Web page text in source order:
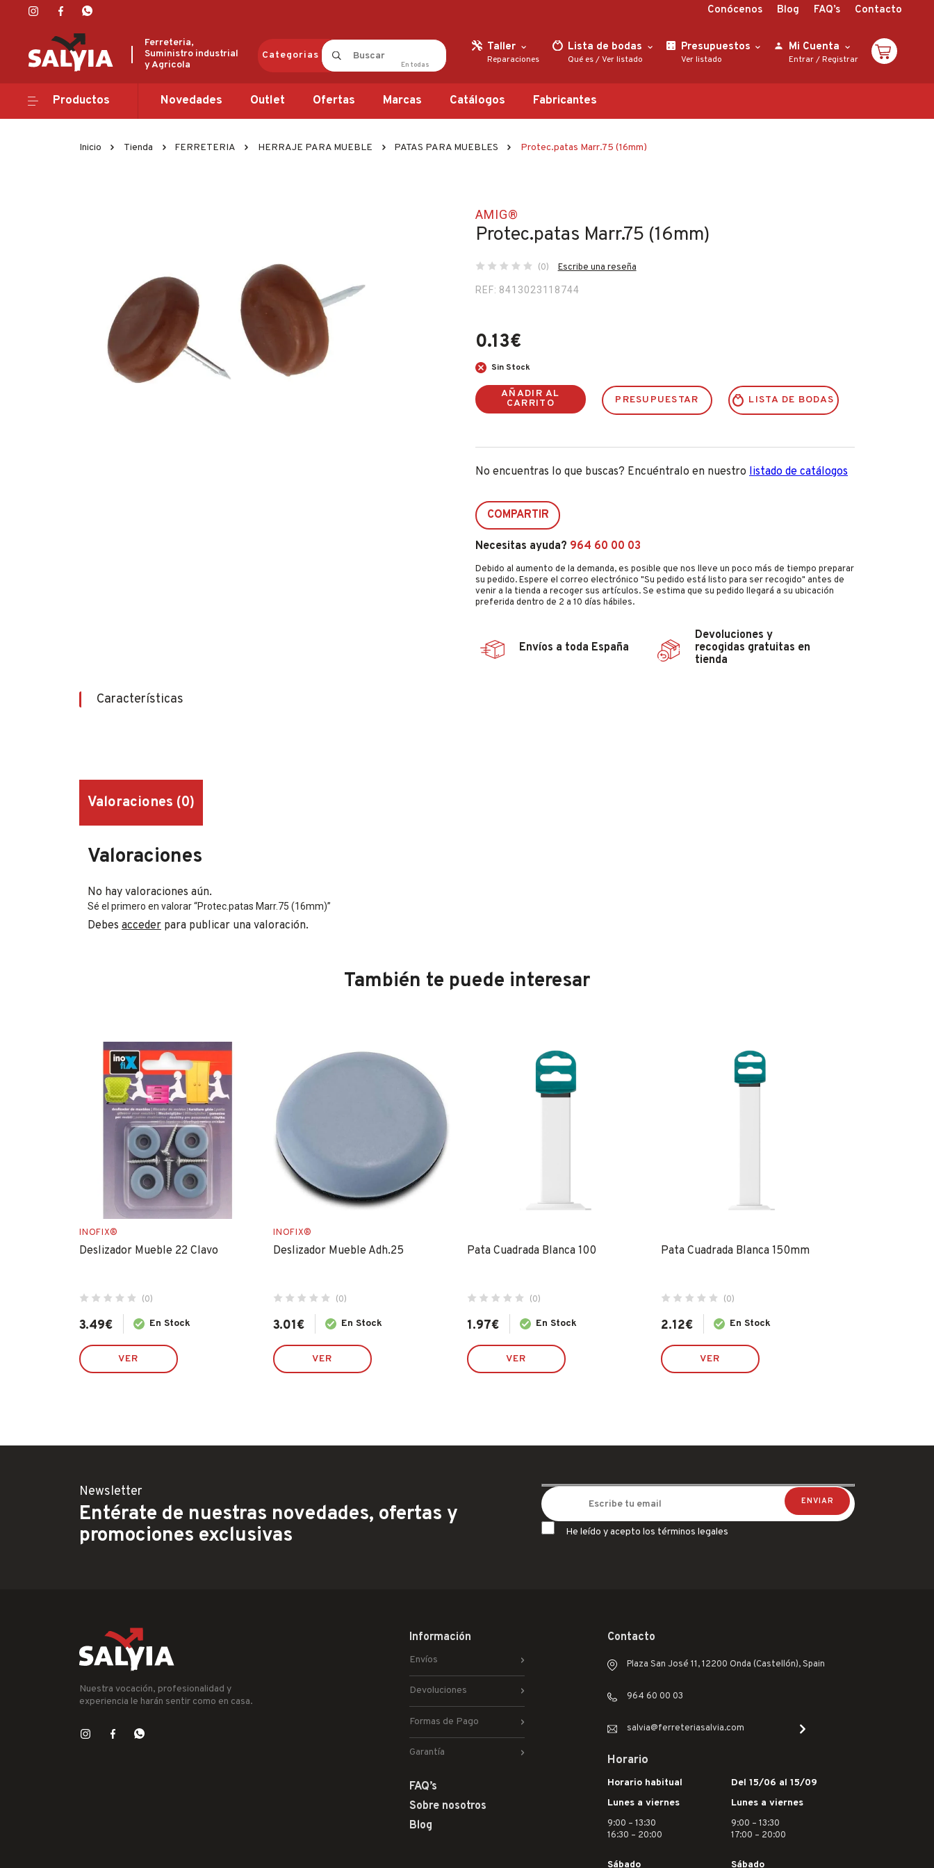
Conócenos Blog FAQ’s Contacto
Ferreteria,
Suministro industrial
y Agricola
Categorias
En todas
Taller
Reparaciones
Lista de bodas
Qué es/Ver listado
Presupuestos
Ver listado
Mi Cuenta
Entrar/Registrar
Productos
Novedades
Productos Novedades Outlet Ofertas Marcas Catálogos Fabricantes
Inicio Tienda FERRETERIA HERRAJE PARA MUEBLE PATAS PARA MUEBLES Protec.patas Marr.75 (16mm)
AMIG®
Protec.patas Marr.75 (16mm)
(0)
Escribe una reseña
REF: 8413023118744
0.13€
Sin Stock
AÑADIR AL
CARRITO
PRESUPUESTAR LISTA DE BODAS
No encuentras lo que buscas? Encuéntralo en nuestro listado de catálogos
COMPARTIR
Necesitas ayuda? 964 60 00 03
Debido al aumento de la demanda, es posible que nos lleve un poco más de tiempo preparar
su pedido. Espere el correo electrónico "Su pedido está listo para ser recogido" antes de
venir a la tienda a recoger sus artículos. Se estima que su pedido llegará a su ubicación
preferida dentro de 2 a 10 días hábiles.
Envíos a toda España
Devoluciones y
recogidas gratuitas en
tienda
Características
Valoraciones (0)
Valoraciones
No hay valoraciones aún.
Sé el primero en valorar “Protec.patas Marr.75 (16mm)”
Debes acceder para publicar una valoración.
También te puede interesar
INOFIX®
Deslizador Mueble 22 Clavo
(0)
3.49€ En Stock
VER
INOFIX®
Deslizador Mueble Adh.25
(0)
3.01€ En Stock
VER
Pata Cuadrada Blanca 100
(0)
1.97€ En Stock
VER
Pata Cuadrada Blanca 150mm
(0)
2.12€ En Stock
VER
Newsletter
Entérate de nuestras novedades, ofertas y
promociones exclusivas
He leído y acepto los términos legales
Nuestra vocación, profesionalidad y
experiencia le harán sentir como en casa.
Información
Envíos
Devoluciones
Formas de Pago
Garantía
FAQ’s
Sobre nosotros
Blog
Contacto
Plaza San José 11, 12200 Onda (Castellón), Spain
964 60 00 03
salvia@ferreteriasalvia.com
Horario
Horario habitual
Lunes a viernes
9:00 – 13:30
16:30 – 20:00
Sábado
Del 15/06 al 15/09
Lunes a viernes
9:00 – 13:30
17:00 – 20:00
Sábado